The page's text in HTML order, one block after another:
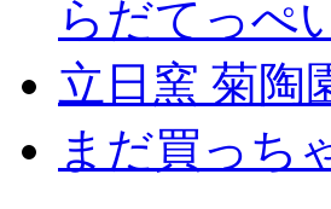
らだてっぺ
立日窯 菊陶
まだ買っち